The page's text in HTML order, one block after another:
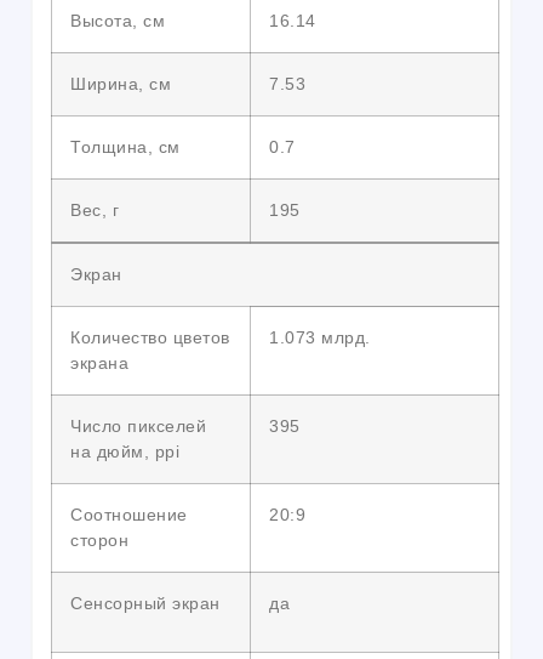
Высота, см 16.14
Ширина, см 7.53
Толщина, см 0.7
Вес, г 195
Экран
Количество цветов
экрана
1.073 млрд.
Число пикселей
на дюйм, ppi
395
Соотношение
сторон
20:9
Сенсорный экран да